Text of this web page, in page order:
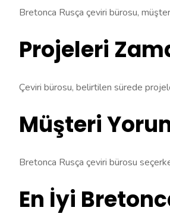
Bretonca Rusça çeviri bürosu,
Projeleri
Çeviri bürosu, belirtilen sürede
Müşteri
Bretonca Rusça çeviri bürosu
En İyi